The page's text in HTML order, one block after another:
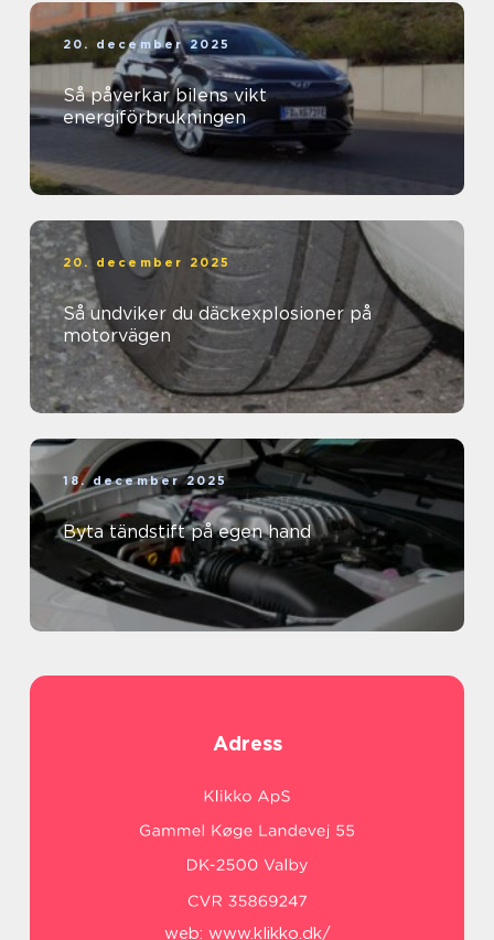
20. december 2025
Så påverkar bilens vikt
energiförbrukningen
20. december 2025
Så undviker du däckexplosioner på
motorvägen
18. december 2025
Byta tändstift på egen hand
Adress
web: www.klikko.dk/